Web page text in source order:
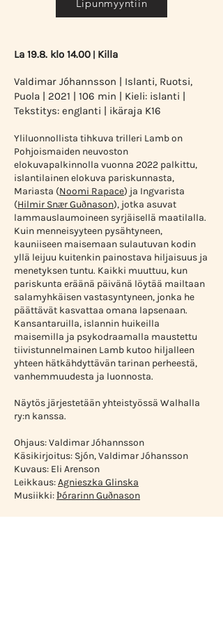
Lipunmyyntiin
La 19.8. klo 14.00 Killa
Valdimar Jóhannsson | Islanti, Ruotsi,
Puola | 2021 | 106 min | Kieli: islanti |
Tekstitys: englanti | ikäraja K16
Yliluonnollista tihkuva trilleri Lamb on
Pohjoismaiden neuvoston
elokuvapalkinnolla vuonna 2022 palkittu,
islantilainen elokuva pariskunnasta,
Mariasta (Noomi Rapace) ja Ingvarista
(Hilmir Snær Guðnason), jotka asuvat
lammauslaumoineen syrjäisellä maatilalla.
Kuin menneisyyteen pysähtyneen,
kauniiseen maisemaan sulautuvan kodin
yllä leijuu kuitenkin painostava hiljaisuus ja
menetyksen tuntu. Kaikki muuttuu, kun
pariskunta eräänä päivänä löytää mailtaan
salamyhkäisen vastasyntyneen, jonka he
päättävät kasvattaa omana lapsenaan.
Kansantaruilla, islannin huikeilla
maisemilla ja psykodraamalla maustettu
tiivistunnelmainen Lamb kutoo hiljalleen
yhteen hätkähdyttävän tarinan perheestä,
vanhemmuudesta ja luonnosta.
Näytös järjestetään yhteistyössä Walhalla
ry:n kanssa.
Ohjaus: Valdimar Jóhannsson
Käsikirjoitus: Sjón, Valdimar Jóhansson
Kuvaus: Eli Arenson
Leikkaus:Agnieszka Glinska
Musiikki:Þórarinn Guðnason